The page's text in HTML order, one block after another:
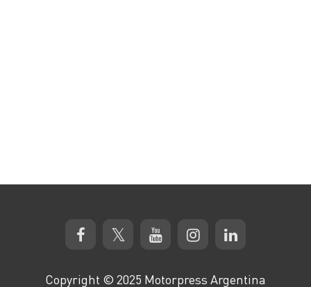
Copyright © 2025 Motorpress Argentina